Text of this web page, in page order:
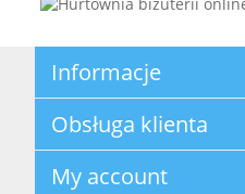
Informacje
Mapa strony
Datenschutzrichtlinie
Bedingungen
Über uns - Hersteller von
Obsługa klienta
Nowości
My account